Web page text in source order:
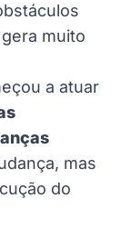
muito
a atuar
mas
do